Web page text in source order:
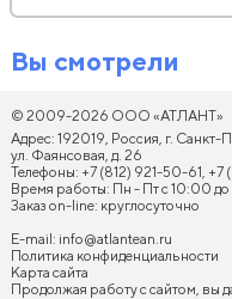
Вы смотрели
© 2009-2026 ООО «АТЛАНТ»
Адрес: 192019, Россия, г. Санкт-
ул. Фаянсовая, д. 26
Телефоны: +7 (812) 921-50-61,
Время работы: Пн - Пт с 10:00 до
Заказ on-line: круглосуточно
E-mail: info@atlantean.ru
Политика конфиденциальности
Карта сайта
Продолжая работу с сайтом, вы